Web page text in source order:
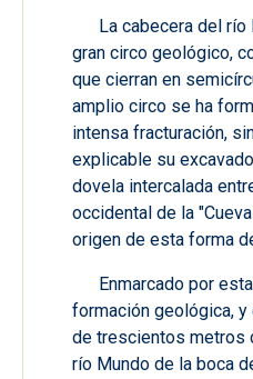
La cabecera del río
gran circo geológico,
que cierran en
amplio circo se ha
intensa fracturación,
explicable su
dovela intercalada
occidental de la
origen de esta forma
Enmarcado por
formación geológica, y
de trescientos metros
río Mundo de la boca